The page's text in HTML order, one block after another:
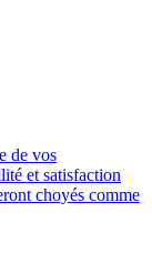
de vos
et satisfaction
choyés comme